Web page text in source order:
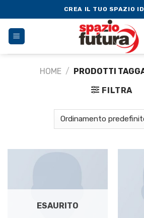
to
content
CREA IL TUO SPAZIO
HOME / PRODOTTI
FILTRA
ESAURITO